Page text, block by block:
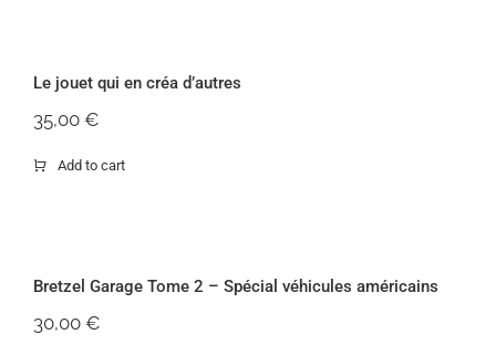
Le jouet qui en créa d’autres
35,00 €
Add to cart
Bretzel Garage Tome 2 – Spécial véhicules américains
30,00 €